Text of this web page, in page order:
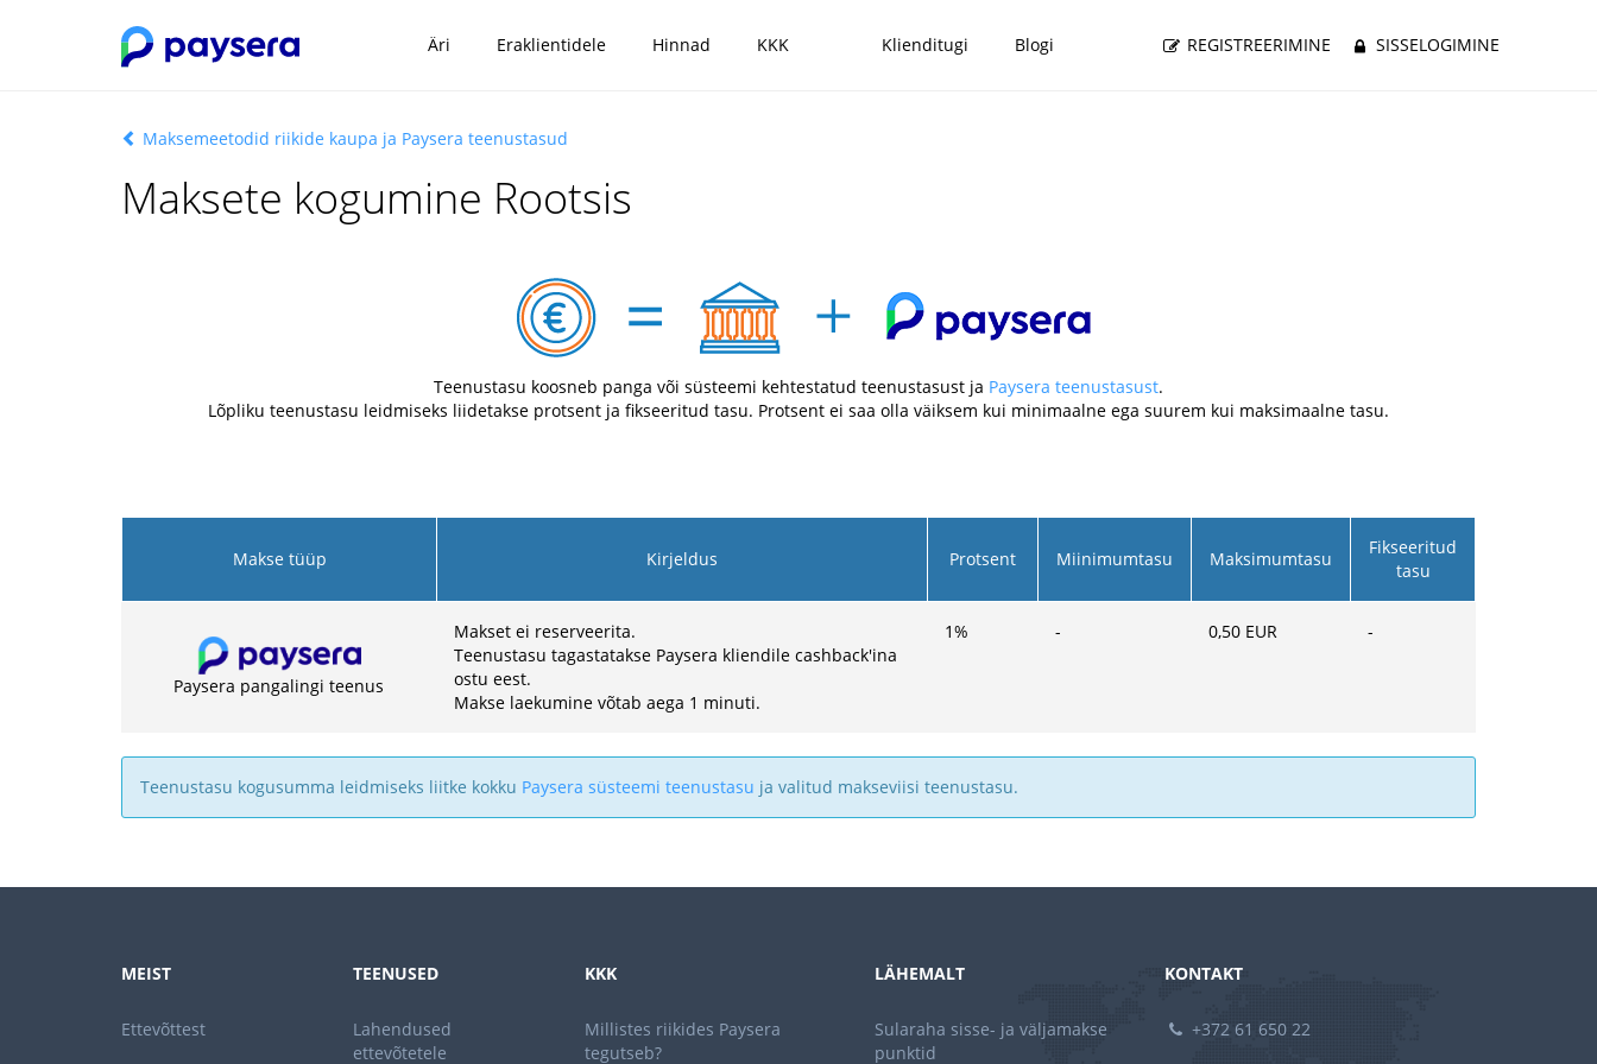
Äri Eraklientidele Hinnad KKK Klienditugi Blogi REGISTREERIMINE SISSELOGIMINE
Maksemeetodid riikide kaupa ja Paysera teenustasud
Maksete kogumine Rootsis
Teenustasu koosneb panga või süsteemi kehtestatud teenustasust ja Paysera teenustasust.
Lõpliku teenustasu leidmiseks liidetakse protsent ja fikseeritud tasu. Protsent ei saa olla väiksem kui minimaalne ega suurem kui maksimaalne tasu.
Makse tüüp Kirjeldus Protsent Miinimumtasu Maksimumtasu
Fikseeritud
tasu
Paysera pangalingi teenus
Makset ei reserveerita.
Teenustasu tagastatakse Paysera kliendile cashback'ina
ostu eest.
Makse laekumine võtab aega 1 minuti.
1% - 0,50 EUR -
Teenustasu kogusumma leidmiseks liitke kokku Paysera süsteemi teenustasu ja valitud makseviisi teenustasu.
MEIST
Ettevõttest
TEENUSED
Lahendused
ettevõtetele
KKK
Millistes riikides Paysera
tegutseb?
LÄHEMALT
Sularaha sisse- ja väljamakse
punktid
KONTAKT
+372 61 650 22